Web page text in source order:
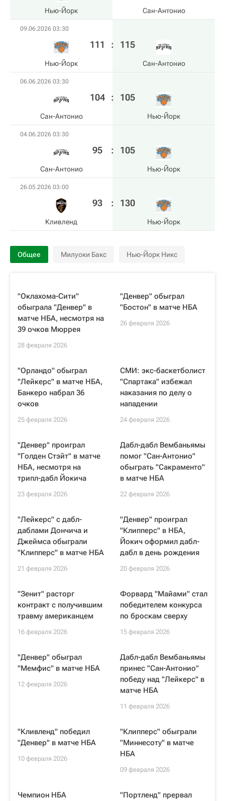
Нью-Йорк Сан-Антонио
09.06.2026 03:30
Нью-Йорк
111 : 115
Сан-Антонио
06.06.2026 03:30
Сан-Антонио
104 : 105
Нью-Йорк
04.06.2026 03:30
Сан-Антонио
95 : 105
Нью-Йорк
26.05.2026 03:00
Кливленд
93 : 130
Нью-Йорк
Общее Милуоки Бакс Нью-Йорк Никс
"Оклахома-Сити"
обыграла "Денвер" в
матче НБА, несмотря на
39 очков Мюррея
28 февраля 2026
"Денвер" обыграл
"Бостон" в матче НБА
26 февраля 2026
"Орландо" обыграл
"Лейкерс" в матче НБА,
Банкеро набрал 36
очков
25 февраля 2026
СМИ: экс-баскетболист
"Спартака" избежал
наказания по делу о
нападении
24 февраля 2026
"Денвер" проиграл
"Голден Стэйт" в матче
НБА, несмотря на
трипл-дабл Йокича
23 февраля 2026
Дабл-дабл Вембаньямы
помог "Сан-Антонио"
обыграть "Сакраменто"
в матче НБА
22 февраля 2026
"Лейкерс" с дабл-
даблами Дончича и
Джеймса обыграли
"Клипперс" в матче НБА
21 февраля 2026
"Денвер" проиграл
"Клипперс" в НБА,
Йокич оформил дабл-
дабл в день рождения
20 февраля 2026
"Зенит" расторг
контракт с получившим
травму американцем
16 февраля 2026
Форвард "Майами" стал
победителем конкурса
по броскам сверху
15 февраля 2026
"Денвер" обыграл
"Мемфис" в матче НБА
12 февраля 2026
Дабл-дабл Вембаньямы
принес "Сан-Антонио"
победу над "Лейкерс" в
матче НБА
11 февраля 2026
"Кливленд" победил
"Денвер" в матче НБА
10 февраля 2026
"Клипперс" обыграли
"Миннесоту" в матче
НБА
09 февраля 2026
Чемпион НБА
"Портленд" прервал